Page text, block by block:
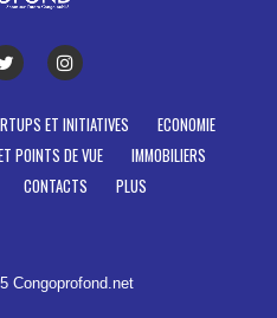
ET INITIATIVES
ECONOMIE
POINTS DE VUE
IMMOBILIERS
CONTACTS PLUS
Congoprofond.net